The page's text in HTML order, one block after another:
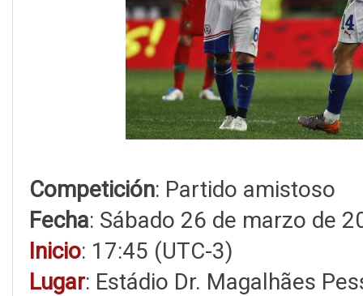
Competición: Partido amistoso
Fecha: Sábado 26 de marzo de
Inicio: 17:45 (UTC-3)
Lugar: Estádio Dr. Magalhães